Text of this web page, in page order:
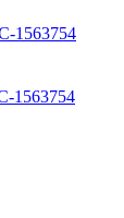
1563754
1563754